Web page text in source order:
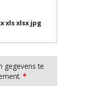
xls xlsx jpg
gegevens te
*